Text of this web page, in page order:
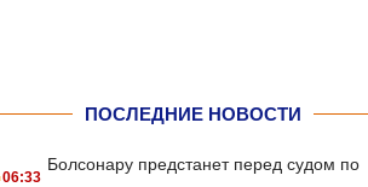
ПОСЛЕДНИЕ НОВОСТИ
06:33
Болсонару предстанет перед судом по